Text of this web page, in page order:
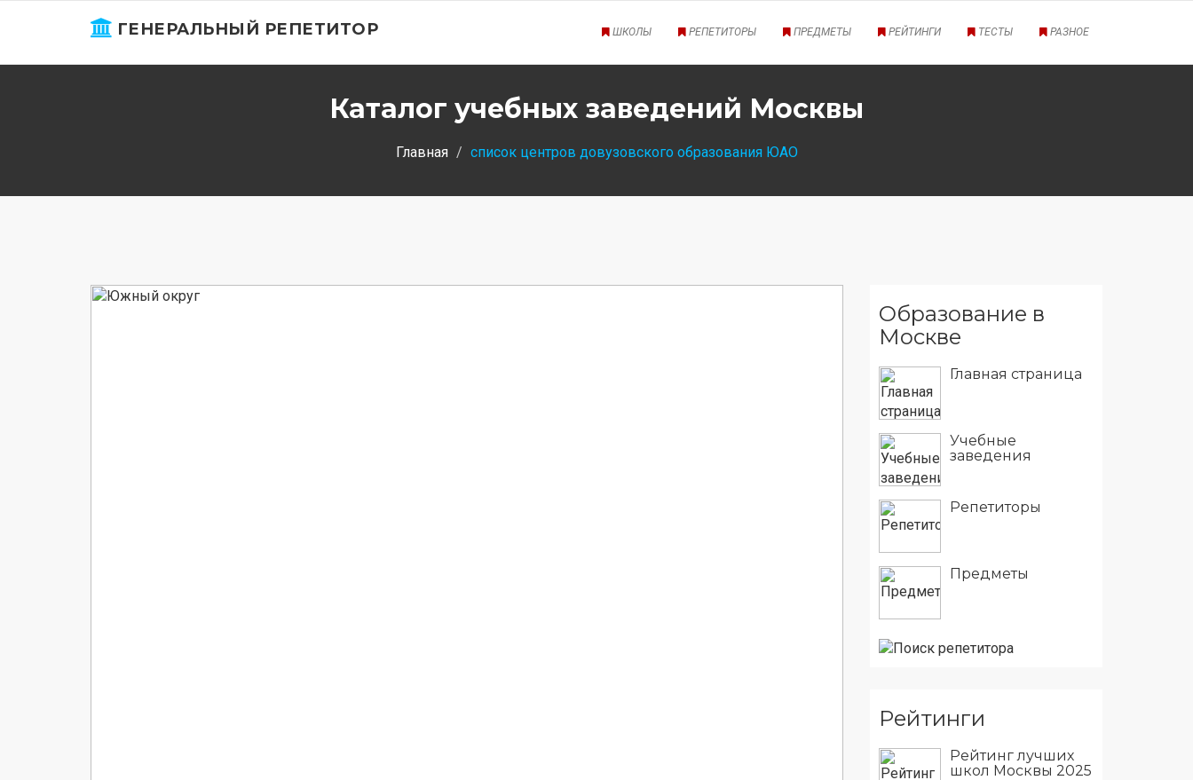
ГЕНЕРАЛЬНЫЙ РЕПЕТИТОР ШКОЛЫ РЕПЕТИТОРЫ ПРЕДМЕТЫ РЕЙТИНГИ ТЕСТЫ РАЗНОЕ
Каталог учебных заведений Москвы
Главная список центров довузовского образования ЮАО
Образование в
Москве
Главная страница
Учебные
заведения
Репетиторы
Предметы
Рейтинги
Рейтинг лучших
школ Москвы 2025